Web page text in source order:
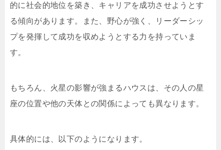
的に社会的地位を築き、キャリアを成功させようとす
る傾向があります。また、野心が強く、リーダーシッ
プを発揮して成功を収めようとする力を持っていま
す。
もちろん、火星の影響が強まるハウスは、その人の星
座の位置や他の天体との関係によっても異なります。
具体的には、以下のようになります。